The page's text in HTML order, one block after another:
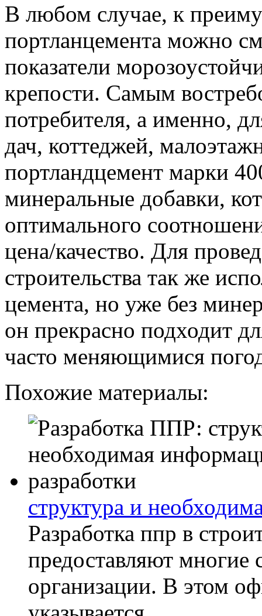
В любом случае, к
портланцемента можно
показатели
крепости. Самым
потребителя, а именно,
дач, коттеджей,
портландцемент марки
минеральные добавки,
оптимального
цена/качество. Для
строительства так же
цемента, но уже без
он прекрасно подходит
часто меняющимися
Похожие материалы:
структура и
Разработка ппр в
предоставляют
организации. В этом